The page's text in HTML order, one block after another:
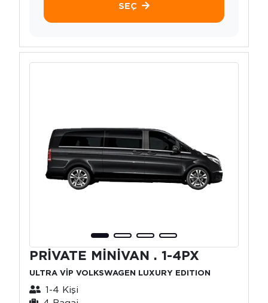
SEÇ
PRİVATE MİNİVAN . 1-4PX
ULTRA VİP VOLKSWAGEN LUXURY EDITION
1-4 Kişi